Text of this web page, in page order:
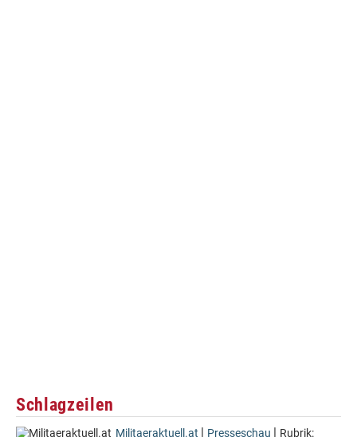
Schlagzeilen
Militaeraktuell.at | Presseschau | Rubrik: